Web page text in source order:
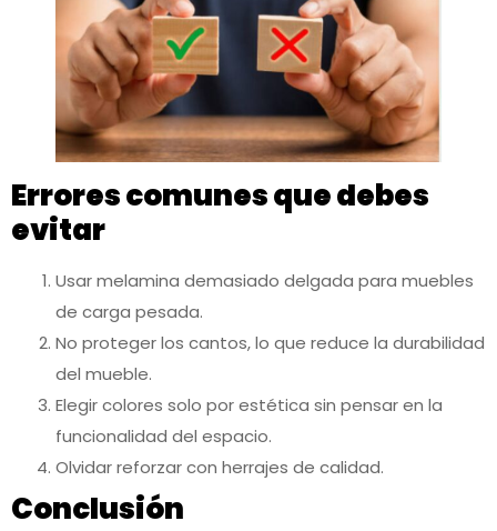
Errores comunes que debes
evitar
Usar melamina demasiado delgada para muebles
de carga pesada.
No proteger los cantos, lo que reduce la durabilidad
del mueble.
Elegir colores solo por estética sin pensar en la
funcionalidad del espacio.
Olvidar reforzar con herrajes de calidad.
Conclusión